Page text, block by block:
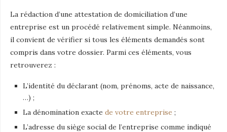
La rédaction d’une attestation de domiciliation d’une
entreprise est un procédé relativement simple. Néanmoins,
il convient de vérifier si tous les éléments demandés sont
compris dans votre dossier. Parmi ces éléments, vous
retrouverez :
L’identité du déclarant (nom, prénoms, acte de naissance,
…) ;
La dénomination exacte de votre entreprise ;
L’adresse du siège social de l’entreprise comme indiqué